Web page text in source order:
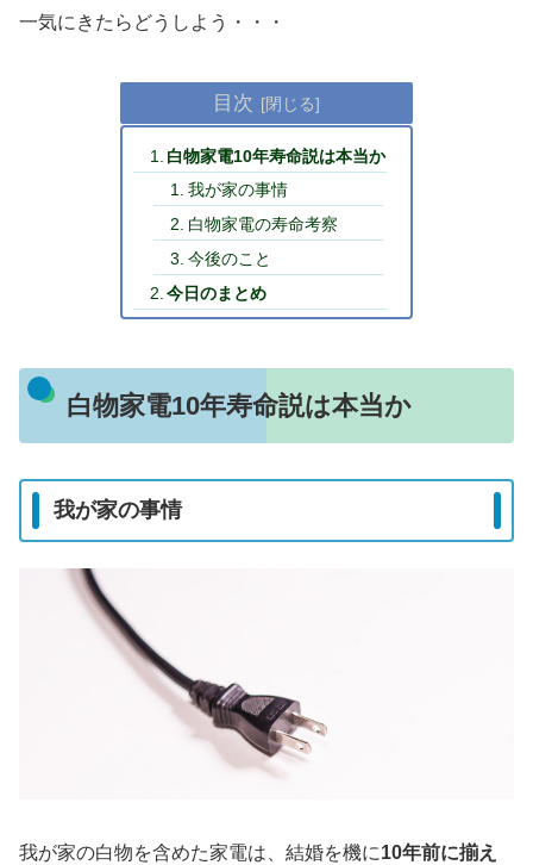
一気にきたらどうしよう・・・
目次
白物家電10年寿命説は本当か
我が家の事情
白物家電の寿命考察
今後のこと
今日のまとめ
白物家電10年寿命説は本当か
我が家の事情
我が家の白物を含めた家電は、結婚を機に10年前に揃え